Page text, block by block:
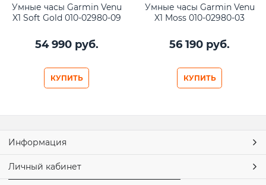
Умные часы Garmin Venu
X1 Soft Gold 010-02980-09
54 990 руб.
КУПИТЬ
Умные часы Garmin Venu
X1 Moss 010-02980-03
56 190 руб.
КУПИТЬ
Информация
Личный кабинет